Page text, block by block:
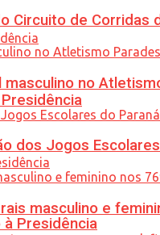
Presidência
Circuito de Corridas
no
dos Jogos
masculino e